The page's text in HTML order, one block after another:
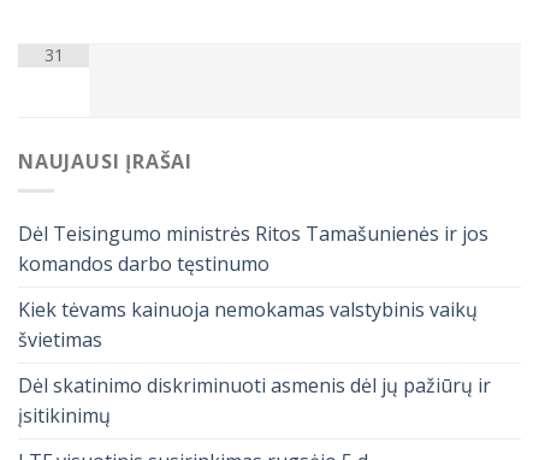
31
NAUJAUSI ĮRAŠAI
Dėl Teisingumo ministrės Ritos Tamašunienės ir jos
komandos darbo tęstinumo
Kiek tėvams kainuoja nemokamas valstybinis vaikų
švietimas
Dėl skatinimo diskriminuoti asmenis dėl jų pažiūrų ir
įsitikinimų